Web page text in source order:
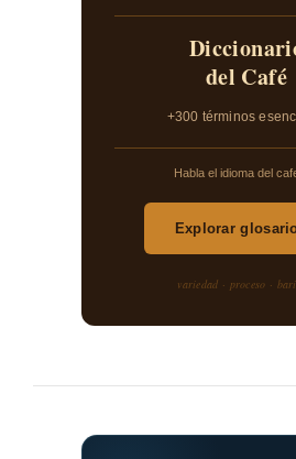
del Café
+300 términos
Habla el idioma del
Explorar
variedad · proceso ·